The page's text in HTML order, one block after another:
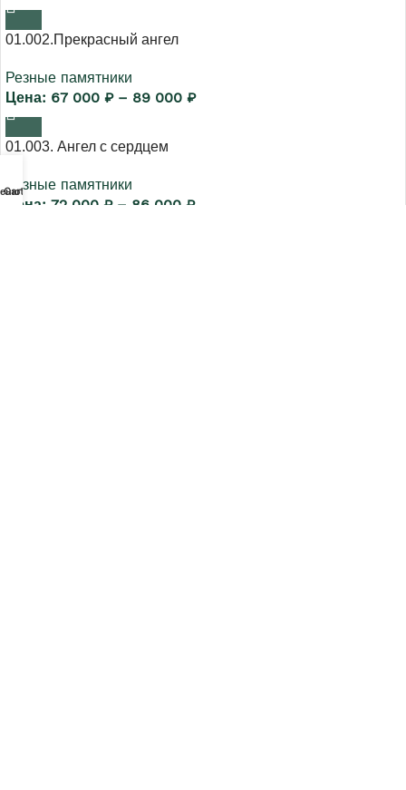
01.002.Прекрасный ангел
Резные памятники
67 000 ₽ – 89 000 ₽
01.003. Ангел с сердцем
Резные памятники
72 000 ₽ – 86 000 ₽
Cart